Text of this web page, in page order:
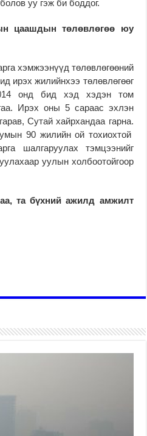
уу гэж би боддог.
цаашдын төлөвлөгөө юу
хэмжээнүүд төлөвлөгөөний
ирэх жилийнхээ төлөвлөгөөг
онд бид хэд хэдэн том
Ирэх оны 5 сараас эхлэн
Сутай хайрхандаа гарна.
90 жилийн ой тохиохтой
шалгаруулах тэмцээнийг
уулын холбоотойгоор
та бүхний ажилд амжилт